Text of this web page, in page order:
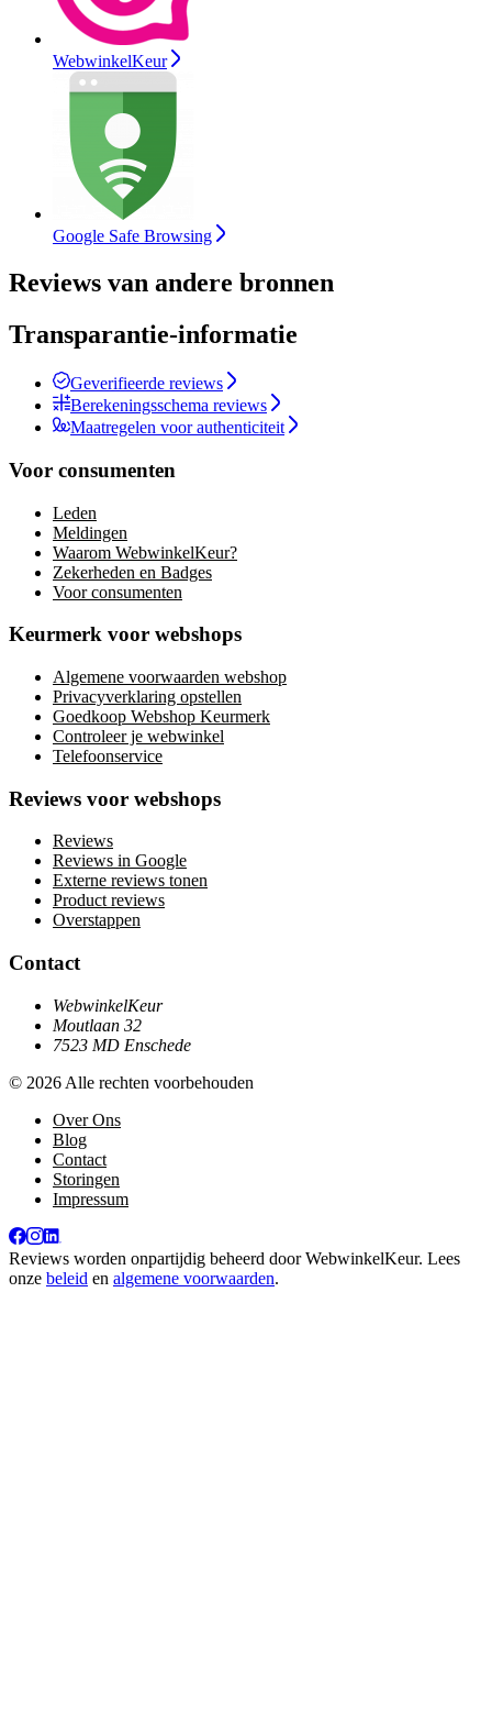
WebwinkelKeur
Google Safe Browsing
Reviews van andere bronnen
Transparantie-informatie
Geverifieerde reviews
Berekeningsschema reviews
Maatregelen voor authenticiteit
Voor consumenten
Leden
Meldingen
Waarom WebwinkelKeur?
Zekerheden en Badges
Voor consumenten
Keurmerk voor webshops
Algemene voorwaarden webshop
Privacyverklaring opstellen
Goedkoop Webshop Keurmerk
Controleer je webwinkel
Telefoonservice
Reviews voor webshops
Reviews
Reviews in Google
Externe reviews tonen
Product reviews
Overstappen
Contact
WebwinkelKeur
Moutlaan 32
7523 MD Enschede
© 2026 Alle rechten voorbehouden
Over Ons
Blog
Contact
Storingen
Impressum
Reviews worden onpartijdig beheerd doorWebwinkelKeur. Lees
onze beleid en algemene voorwaarden.